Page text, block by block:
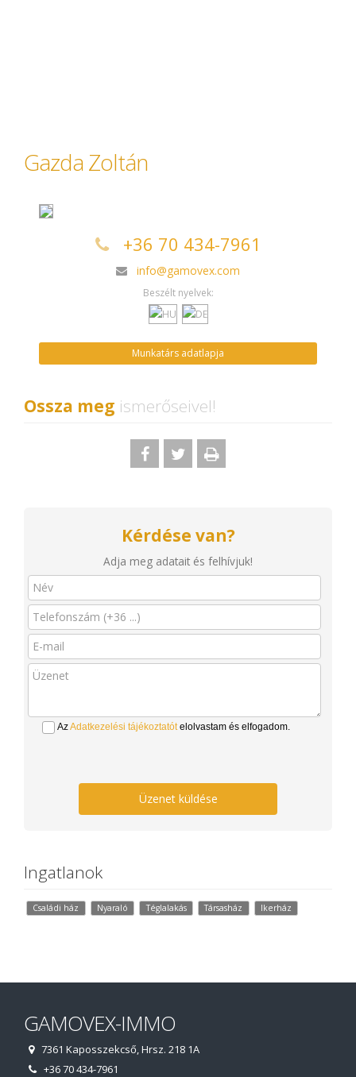
Gazda Zoltán
+36 70 434-7961
info@gamovex.com
Beszélt nyelvek:
Munkatárs adatlapja
Ossza meg ismerőseivel!
Kérdése van?
Adja meg adatait és felhívjuk!
AzAdatkezelési tájékoztatótelolvastam és elfogadom.
Üzenet küldése
Ingatlanok
Családi ház Nyaraló Téglalakás Társasház Ikerház
GAMOVEX-IMMO
7361 Kaposszekcső, Hrsz. 218 1A
+36 70 434-7961